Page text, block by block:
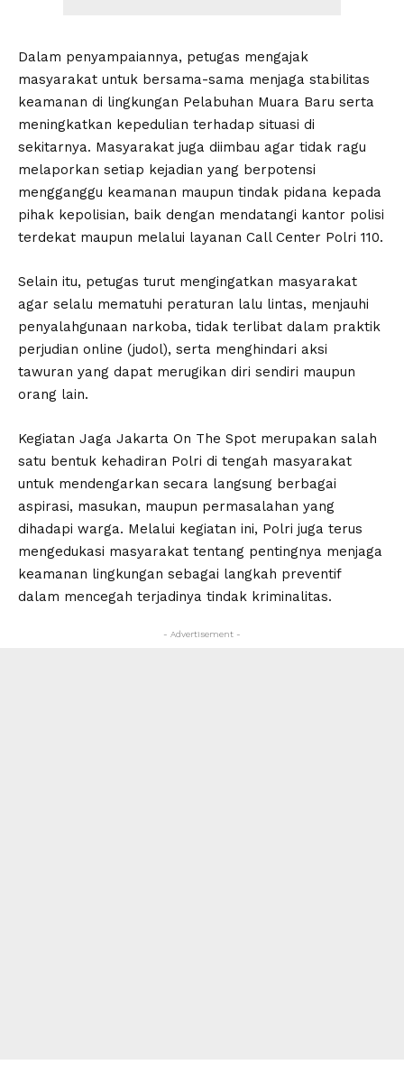
Dalam penyampaiannya, petugas mengajak
masyarakat untuk bersama-sama menjaga stabilitas
keamanan di lingkungan Pelabuhan Muara Baru serta
meningkatkan kepedulian terhadap situasi di
sekitarnya. Masyarakat juga diimbau agar tidak ragu
melaporkan setiap kejadian yang berpotensi
mengganggu keamanan maupun tindak pidana kepada
pihak kepolisian, baik dengan mendatangi kantor polisi
terdekat maupun melalui layanan Call Center Polri 110.
Selain itu, petugas turut mengingatkan masyarakat
agar selalu mematuhi peraturan lalu lintas, menjauhi
penyalahgunaan narkoba, tidak terlibat dalam praktik
perjudian online (judol), serta menghindari aksi
tawuran yang dapat merugikan diri sendiri maupun
orang lain.
Kegiatan Jaga Jakarta On The Spot merupakan salah
satu bentuk kehadiran Polri di tengah masyarakat
untuk mendengarkan secara langsung berbagai
aspirasi, masukan, maupun permasalahan yang
dihadapi warga. Melalui kegiatan ini, Polri juga terus
mengedukasi masyarakat tentang pentingnya menjaga
keamanan lingkungan sebagai langkah preventif
dalam mencegah terjadinya tindak kriminalitas.
- Advertisement -